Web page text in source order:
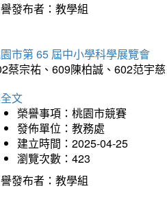
發布者：教學組
市第 65 屆中小學科學展覽會
蔡宗祐、609陳柏誠、602范宇
文
榮譽事項：桃園市競賽
發佈單位：教務處
建立時間：2025-04-25
瀏覽次數：423
發布者：教學組